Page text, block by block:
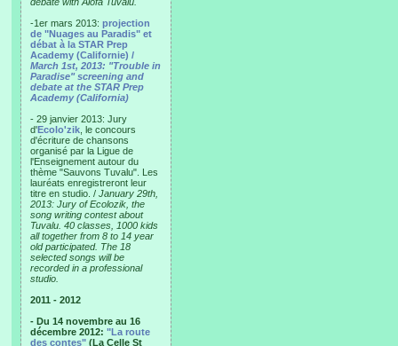
-1er mars 2013: projection
de "Nuages au Paradis" et
débat à la STAR Prep
Academy (Californie) /
March 1st, 2013: "Trouble in
Paradise" screening and
debate at the STAR Prep
Academy (California)
- 29 janvier 2013: Jury
d'Ecolo'zik , le concours
d'écriture de chansons
organisé par la Ligue de
l'Enseignement autour du
thème "Sauvons Tuvalu". Les
lauréats enregistreront leur
titre en studio. / January 29th,
2013: Jury of Ecolozik, the
song writing contest about
Tuvalu. 40 classes, 1000 kids
all together from 8 to 14 year
old participated. The 18
selected songs will be
recorded in a professional
studio.
2011 - 2012
- Du 14 novembre au 16
décembre 2012: "La route
des contes" (La Celle St